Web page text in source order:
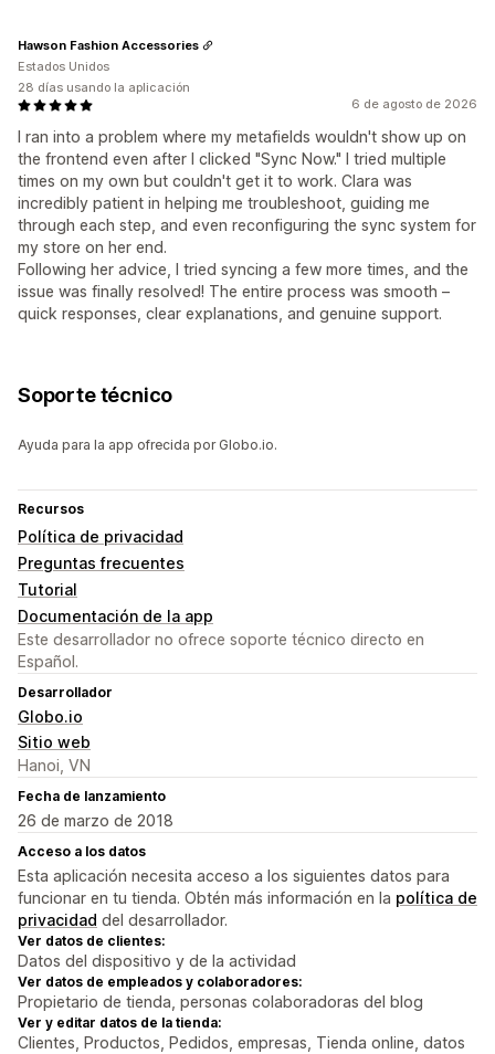
6 de agosto de 2026
I ran into a problem where my metafields wouldn't show up on
the frontend even after I clicked "Sync Now." I tried multiple
times on my own but couldn't get it to work. Clara was
incredibly patient in helping me troubleshoot, guiding me
through each step, and even reconfiguring the sync system for
my store on her end.
Following her advice, I tried syncing a few more times, and the
issue was finally resolved! The entire process was smooth –
quick responses, clear explanations, and genuine support.
Hawson Fashion Accessories
Estados Unidos
28 días usando la aplicación
Soporte técnico
Ayuda para la app ofrecida por Globo.io.
Recursos
Política de privacidad
Preguntas frecuentes
Tutorial
Documentación de la app
Este desarrollador no ofrece soporte técnico directo en
Español.
Desarrollador
Globo.io
Sitio web
Hanoi, VN
Fecha de lanzamiento
26 de marzo de 2018
Acceso a los datos
Esta aplicación necesita acceso a los siguientes datos para
funcionar en tu tienda. Obtén más información en la política de
privacidad del desarrollador.
Ver datos de clientes:
Datos del dispositivo y de la actividad
Ver datos de empleados y colaboradores:
Propietario de tienda, personas colaboradoras del blog
Ver y editar datos de la tienda:
Clientes, Productos, Pedidos, empresas, Tienda online, datos